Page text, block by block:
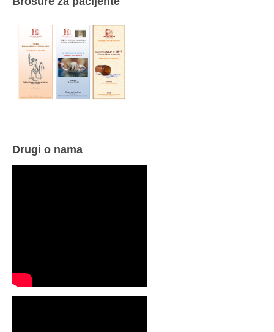
Drugi o nama